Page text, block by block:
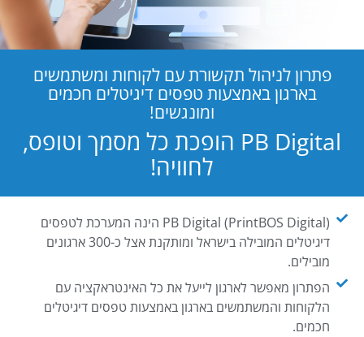
פתרון לניהול תקשורת עם לקוחות ומשתמשים
בארגון באמצעות טפסים דיגיטלים חכמים
ומונגשים!
PB Digital הופכת כל מסמך וטופס,
לחוויה!
PB Digital (PrintBOS Digital) הינה המערכת לטפסים
דיגיטלים המובילה בישראל ומותקנת אצל כ-300 ארגונים
מובילים.
הפתרון מאפשר לארגון לייעל את כל האינטראקציה עם
הלקוחות והמשתמשים בארגון באמצעות טפסים דיגיטלים
חכמים.